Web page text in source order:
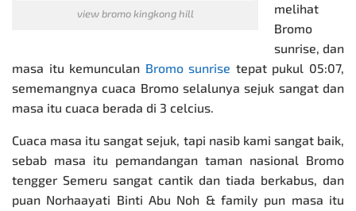
view bromo kingkong hill
melihat
Bromo
sunrise, dan
masa itu kemunculan Bromo sunrise tepat pukul 05:07,
sememangnya cuaca Bromo selalunya sejuk sangat dan
masa itu cuaca berada di 3 celcius.
Cuaca masa itu sangat sejuk, tapi nasib kami sangat baik,
sebab masa itu pemandangan taman nasional Bromo
tengger Semeru sangat cantik dan tiada berkabus, dan
puan Norhaayati Binti Abu Noh & family pun masa itu